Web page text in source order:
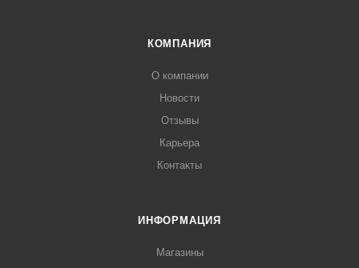
КОМПАНИЯ
О компании
Новости
Отзывы
Карьера
Контакты
ИНФОРМАЦИЯ
Магазины